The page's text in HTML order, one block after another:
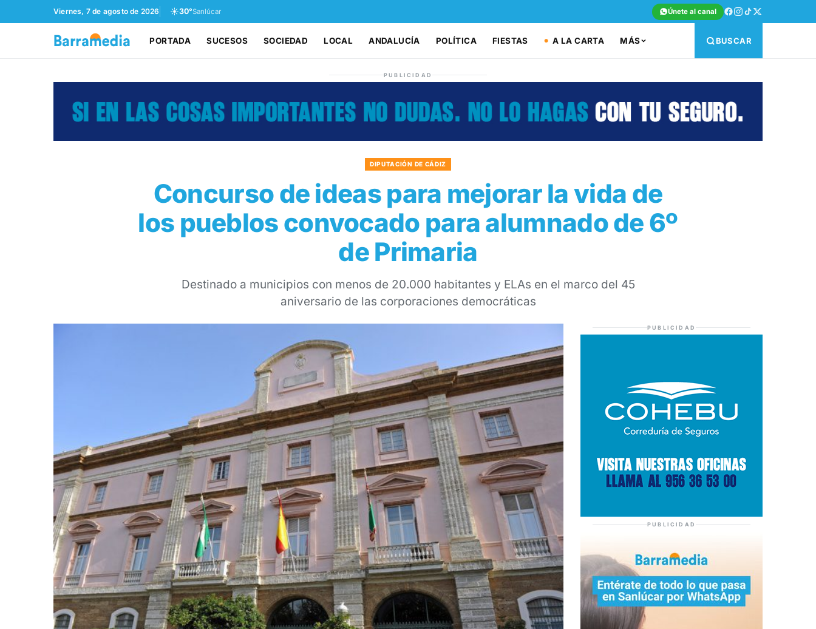
Viernes, 7 de agosto de 2026 ☀️30°Sanlúcar Únete al canal
PORTADA SUCESOS SOCIEDAD LOCAL ANDALUCÍA POLÍTICA FIESTAS A LA CARTA MÁS BUSCAR
PUBLICIDAD
DIPUTACIÓN DE CÁDIZ
Concurso de ideas para mejorar la vida de
los pueblos convocado para alumnado de 6º
de Primaria
Destinado a municipios con menos de 20.000 habitantes y ELAs en el marco del 45
aniversario de las corporaciones democráticas
PUBLICIDAD
PUBLICIDAD